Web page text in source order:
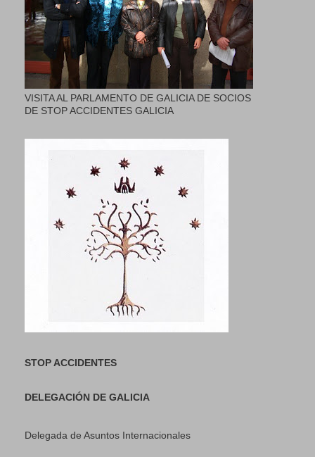
VISITA AL PARLAMENTO DE GALICIA DE SOCIOS
DE STOP ACCIDENTES GALICIA
STOP ACCIDENTES
DELEGACIÓN DE GALICIA
Delegada de Asuntos Internacionales